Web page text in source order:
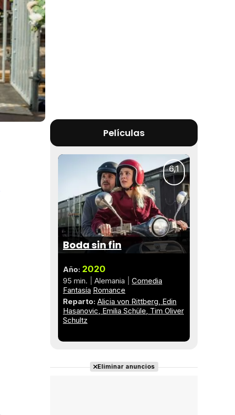
Películas
6,1
Boda sin fin
Año: 2020
95 min. Alemania
Comedia
Fantasía Romance
Reparto: Alicia von Rittberg Edin
Hasanovic Emilia Schüle Tim Oliver
Schultz
Eliminar anuncios